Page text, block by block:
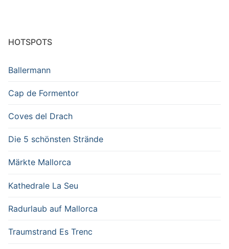
HOTSPOTS
Ballermann
Cap de Formentor
Coves del Drach
Die 5 schönsten Strände
Märkte Mallorca
Kathedrale La Seu
Radurlaub auf Mallorca
Traumstrand Es Trenc